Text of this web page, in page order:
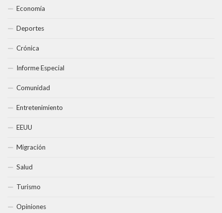
Economía
Deportes
Crónica
Informe Especial
Comunidad
Entretenimiento
EEUU
Migración
Salud
Turismo
Opiniones